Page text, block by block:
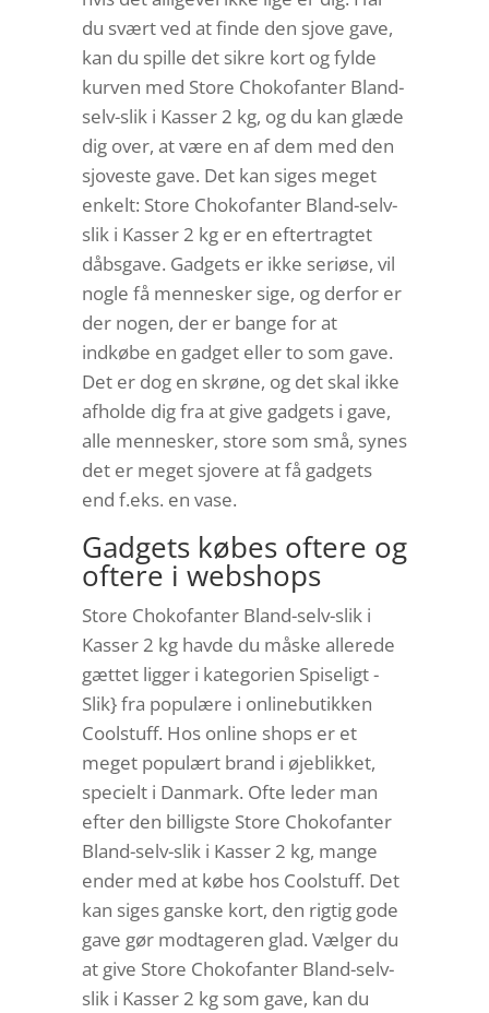
du svært ved at finde den sjove gave,
kan du spille det sikre kort og fylde
kurven med Store Chokofanter Bland-
selv-slik i Kasser 2 kg, og du kan glæde
dig over, at være en af dem med den
sjoveste gave. Det kan siges meget
enkelt: Store Chokofanter Bland-selv-
slik i Kasser 2 kg er en eftertragtet
dåbsgave. Gadgets er ikke seriøse, vil
nogle få mennesker sige, og derfor er
der nogen, der er bange for at
indkøbe en gadget eller to som gave.
Det er dog en skrøne, og det skal ikke
afholde dig fra at give gadgets i gave,
alle mennesker, store som små, synes
det er meget sjovere at få gadgets
end f.eks. en vase.
Gadgets købes oftere og
oftere i webshops
Store Chokofanter Bland-selv-slik i
Kasser 2 kg havde du måske allerede
gættet ligger i kategorien Spiseligt -
Slik} fra populære i onlinebutikken
Coolstuff. Hos online shops er et
meget populært brand i øjeblikket,
specielt i Danmark. Ofte leder man
efter den billigste Store Chokofanter
Bland-selv-slik i Kasser 2 kg, mange
ender med at købe hos Coolstuff. Det
kan siges ganske kort, den rigtig gode
gave gør modtageren glad. Vælger du
at give Store Chokofanter Bland-selv-
slik i Kasser 2 kg som gave, kan du